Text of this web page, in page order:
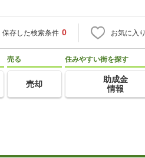
保存した検索条件 0 お気に入り
売る
売却
住みやすい街を探す
助成金
情報